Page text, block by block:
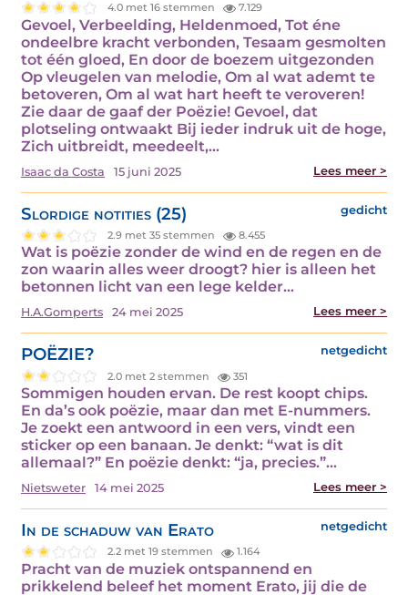
4.0 met 16 stemmen 7.129
Gevoel, Verbeelding, Heldenmoed, Tot éne
ondeelbre kracht verbonden, Tesaam gesmolten
tot één gloed, En door de boezem uitgezonden
Op vleugelen van melodie, Om al wat ademt te
betoveren, Om al wat hart heeft te veroveren!
Zie daar de gaaf der Poëzie! Gevoel, dat
plotseling ontwaakt Bij ieder indruk uit de hoge,
Zich uitbreidt, meedeelt,…
Isaac da Costa 15 juni 2025 Lees meer >
Slordige notities (25) gedicht
2.9 met 35 stemmen 8.455
Wat is poëzie zonder de wind en de regen en de
zon waarin alles weer droogt? hier is alleen het
betonnen licht van een lege kelder…
H.A.Gomperts 24 mei 2025 Lees meer >
POËZIE? netgedicht
2.0 met 2 stemmen 351
Sommigen houden ervan. De rest koopt chips.
En da’s ook poëzie, maar dan met E-nummers.
Je zoekt een antwoord in een vers, vindt een
sticker op een banaan. Je denkt: “wat is dit
allemaal?” En poëzie denkt: “ja, precies.”…
Nietsweter 14 mei 2025 Lees meer >
In de schaduw van Erato netgedicht
2.2 met 19 stemmen 1.164
Pracht van de muziek ontspannend en
prikkelend beleef het moment Erato, jij die de